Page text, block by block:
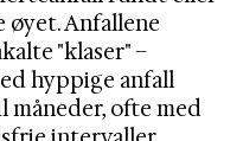
øyet. Anfallene
"klaser" –
hyppige anfall
måneder, ofte med